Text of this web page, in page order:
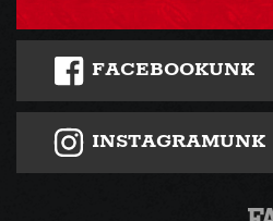
FACEBOOKUNK
INSTAGRAMUNK